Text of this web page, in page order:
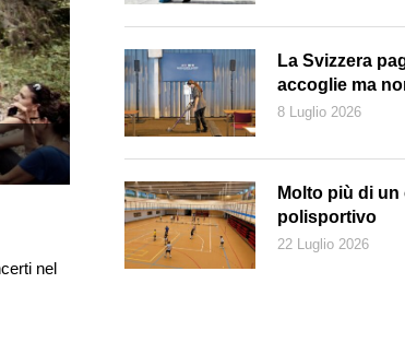
La Via Lattea propone itinerari musicali nel
nel
La Svizzera
accoglie ma
8 Luglio 2026
Molto più di un
polisportivo
22 Luglio 2026